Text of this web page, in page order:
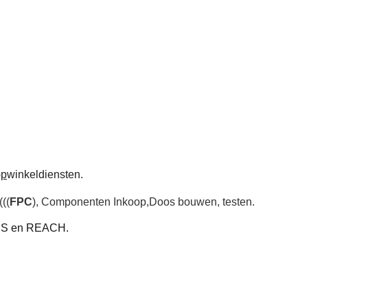
winkeldiensten.
FPC), Componenten Inkoop,Doos bouwen, testen.
en REACH.